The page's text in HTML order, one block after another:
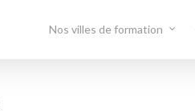
Nos villes de formation